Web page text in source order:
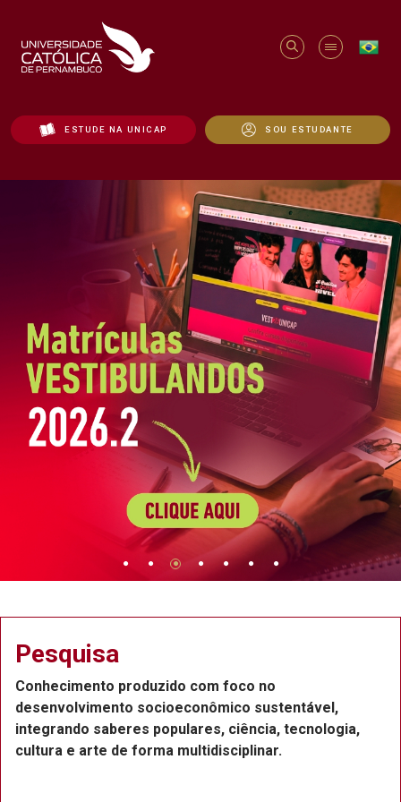
ESTUDE NA UNICAP SOU ESTUDANTE
produzido com foco no
socioeconômico sustentável,
saberes populares, ciência, tecnologia,
e arte de forma multidisciplinar.